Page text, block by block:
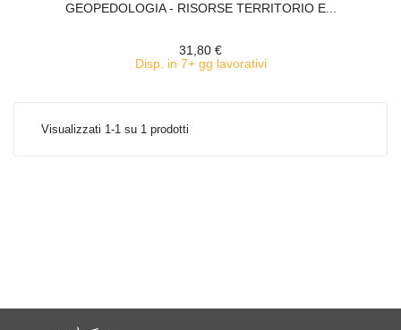
GEOPEDOLOGIA - RISORSE TERRITORIO E...
31,80 €
Disp. in 7+ gg lavorativi
Visualizzati 1-1 su 1 prodotti